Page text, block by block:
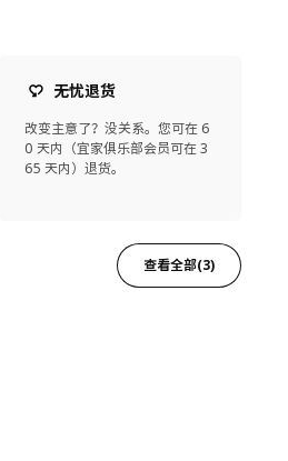
无忧退货
改变主意了？没关系。您可在 6
0 天内（宜家俱乐部会员可在 3
65 天内）退货。
查看全部(3)